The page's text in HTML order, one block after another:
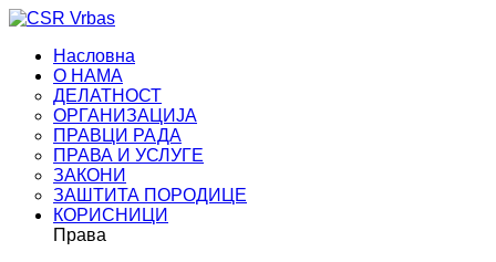
Насловна
О НАМА
ДЕЛАТНОСТ
ОРГАНИЗАЦИЈА
ПРАВЦИ РАДА
ПРАВА И УСЛУГЕ
ЗАКОНИ
ЗАШТИТА ПОРОДИЦЕ
КОРИСНИЦИ
Права